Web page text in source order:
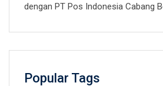
dengan PT Pos Indonesia Cabang
Popular Tags